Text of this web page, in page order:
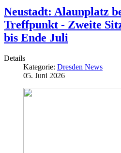
Neustadt: Alaunplatz
Treffpunkt - Zweite
bis Ende Juli
Details
Kategorie: Dresden News
05. Juni 2026